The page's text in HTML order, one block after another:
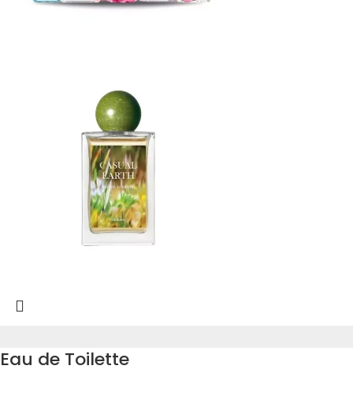
Eau de Toilette